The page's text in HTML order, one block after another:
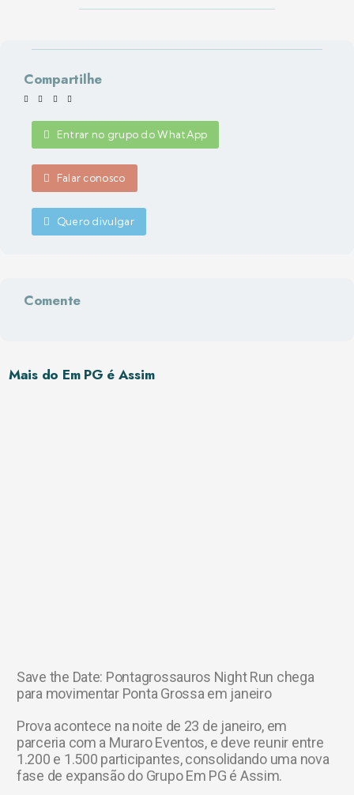
Compartilhe
Entrar no grupo do WhatApp
Falar conosco
Quero divulgar
Comente
Mais do Em PG é Assim
Save the Date: Pontagrossauros Night Run chega
para movimentar Ponta Grossa em janeiro
Prova acontece na noite de 23 de janeiro, em
parceria com a Muraro Eventos, e deve reunir entre
1.200 e 1.500 participantes, consolidando uma nova
fase de expansão do Grupo Em PG é Assim.